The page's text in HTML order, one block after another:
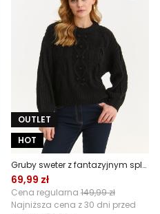
OUTLET
HOT
Gruby sweter z fantazyjnym splotem
69,99 zł
Cena regularna 149,99 zł
Najniższa cena z 30 dni przed